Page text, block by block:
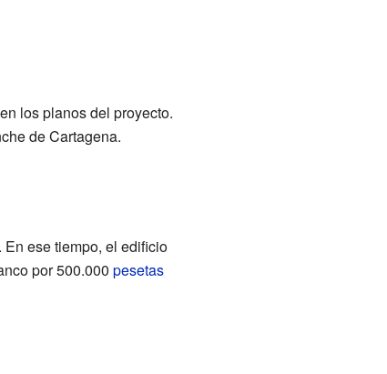
los planos del proyecto.
de Cartagena.
ese tiempo, el edificio
por 500.000 pesetas